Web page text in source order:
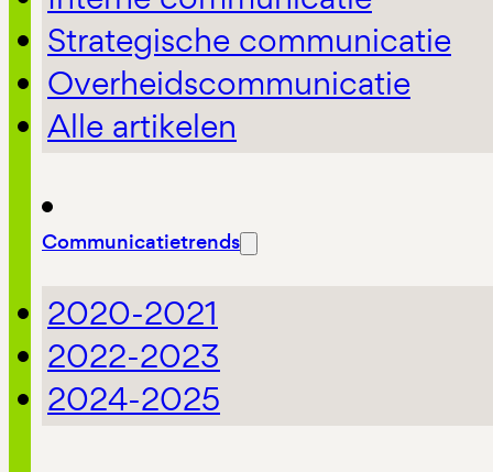
Strategische communicatie
Overheidscommunicatie
Alle artikelen
Communicatietrends
2020-2021
2022-2023
2024-2025